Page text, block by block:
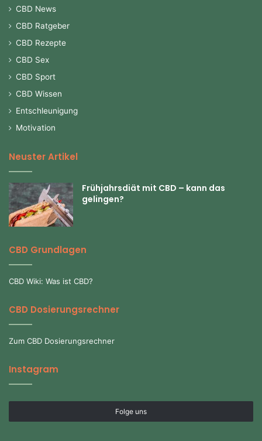
CBD News
CBD Ratgeber
CBD Rezepte
CBD Sex
CBD Sport
CBD Wissen
Entschleunigung
Motivation
Neuster Artikel
Frühjahrsdiät mit CBD – kann das
gelingen?
CBD Grundlagen
CBD Wiki: Was ist CBD?
CBD Dosierungsrechner
Zum CBD Dosierungsrechner
Instagram
Folge uns